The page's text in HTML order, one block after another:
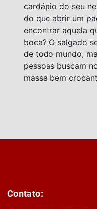
cardápio do seu
do que abrir um
encontrar aquela
boca? O salgado
de todo mundo,
pessoas buscam
massa bem
Contato: